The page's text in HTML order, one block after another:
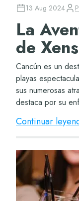
13 Aug 2024
La
de
Cancún es un
playas
sus numerosas
destaca por su
experiencias
Continuar